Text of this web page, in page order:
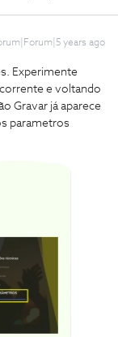
years ago
Experimente
e voltando
Gravar já aparece
parametros